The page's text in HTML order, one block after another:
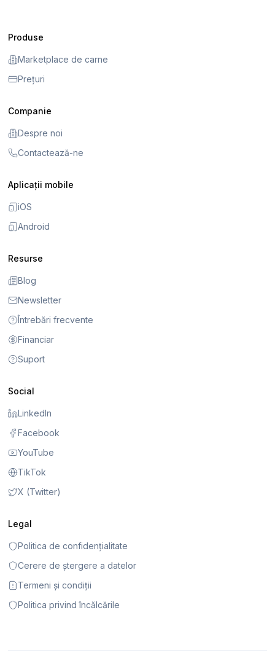
Produse
Marketplace de carne
Prețuri
Companie
Despre noi
Contactează-ne
Aplicații mobile
iOS
Android
Resurse
Blog
Newsletter
Întrebări frecvente
Financiar
Suport
Social
LinkedIn
Facebook
YouTube
TikTok
X (Twitter)
Legal
Politica de confidențialitate
Cerere de ștergere a datelor
Termeni și condiții
Politica privind încălcările